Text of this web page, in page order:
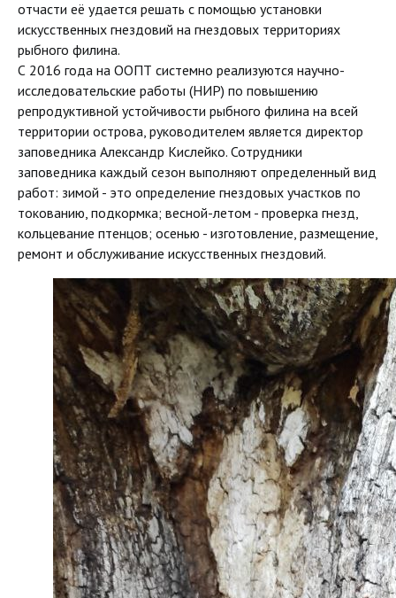
отчасти её удается решать с помощью установки
искусственных гнездовий на гнездовых территориях
рыбного филина.
С 2016 года на ООПТ системно реализуются научно-
исследовательские работы (НИР) по повышению
репродуктивной устойчивости рыбного филина на всей
территории острова, руководителем является директор
заповедника Александр Кислейко. Сотрудники
заповедника каждый сезон выполняют определенный вид
работ: зимой - это определение гнездовых участков по
токованию, подкормка; весной-летом - проверка гнезд,
кольцевание птенцов; осенью - изготовление, размещение,
ремонт и обслуживание искусственных гнездовий.